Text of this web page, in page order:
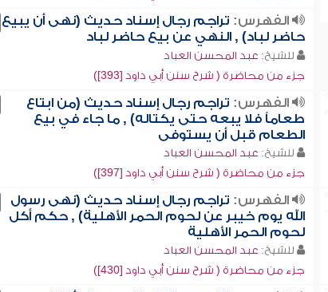
الفهرس: تراجم رجال إسناد حديث (نهى أن يبيع
حاضر لباد) , النهي عن بيع حاضر لباد
للشيخ: عبد المحسن العباد
جزء من محاضرة ( شرح سنن أبي داود [393])
الفهرس: تراجم رجال إسناد حديث (من ابتاع
طعاماً فلا يبعه حتى يكتاله) , ما جاء في بيع
الطعام قبل أن يستوفى
للشيخ: عبد المحسن العباد
جزء من محاضرة ( شرح سنن أبي داود [397])
الفهرس: تراجم رجال إسناد حديث (نهى رسول
الله يوم خيبر عن لحوم الحمر الأهلية) , حكم أكل
لحوم الحمر الأهلية
للشيخ: عبد المحسن العباد
جزء من محاضرة ( شرح سنن أبي داود [430])